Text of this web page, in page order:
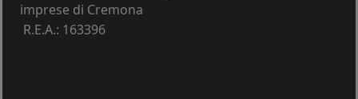
imprese di Cremona
R.E.A.: 163396